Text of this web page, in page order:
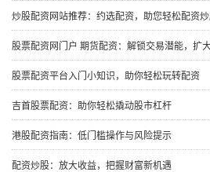
炒股配资网站推荐：约选配资，助您轻松配资
股票配资网门户 期货配资：解锁交易潜能，扩
股票配资平台入门小知识，助你轻松玩转配资
吉首股票配资：助你轻松撬动股市杠杆
港股配资指南：低门槛操作与风险提示
配资炒股：放大收益，把握财富新机遇